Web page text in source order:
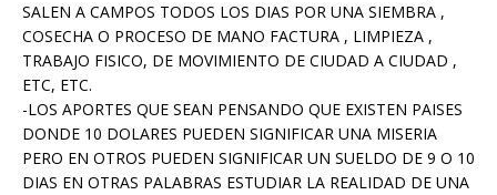
SALEN A CAMPOS TODOS LOS DIAS POR UNA SIEMBRA ,
COSECHA O PROCESO DE MANO FACTURA , LIMPIEZA ,
TRABAJO FISICO, DE MOVIMIENTO DE CIUDAD A CIUDAD ,
ETC, ETC.
-LOS APORTES QUE SEAN PENSANDO QUE EXISTEN PAISES
DONDE 10 DOLARES PUEDEN SIGNIFICAR UNA MISERIA
PERO EN OTROS PUEDEN SIGNIFICAR UN SUELDO DE 9 O 10
DIAS EN OTRAS PALABRAS ESTUDIAR LA REALIDAD DE UNA